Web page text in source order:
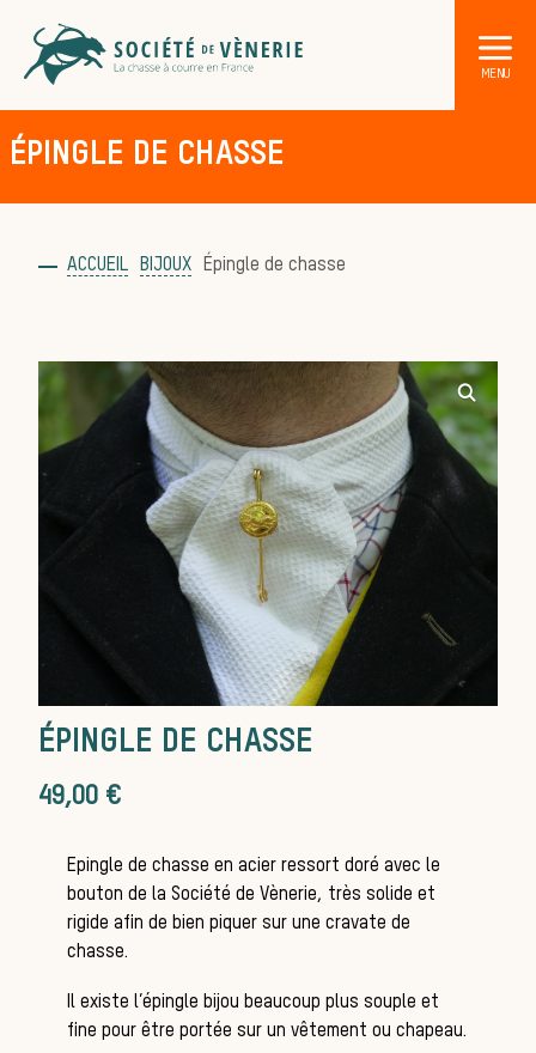
Les animaux
sauvages
Les chiens de
meute
Les chevaux
de chasse
ÉPINGLE DE CHASSE
ACCUEIL BIJOUX Épingle de chasse
ÉPINGLE DE CHASSE
49,00 €
Epingle de chasse en acier ressort doré avec le
bouton de la Société de Vènerie, très solide et
rigide afin de bien piquer sur une cravate de
chasse.
Il existe l’épingle bijou beaucoup plus souple et
fine pour être portée sur un vêtement ou chapeau.